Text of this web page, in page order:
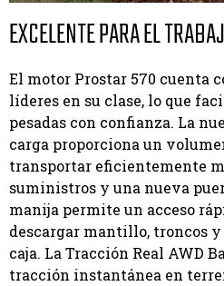
EXCELENTE PARA EL
El motor Prostar 570 cuenta
líderes en su clase, lo que
pesadas con confianza. La
carga proporciona un
transportar eficientemente
suministros y una nueva
manija permite un acceso
descargar mantillo, troncos y
caja. La Tracción Real AWD
tracción instantánea en